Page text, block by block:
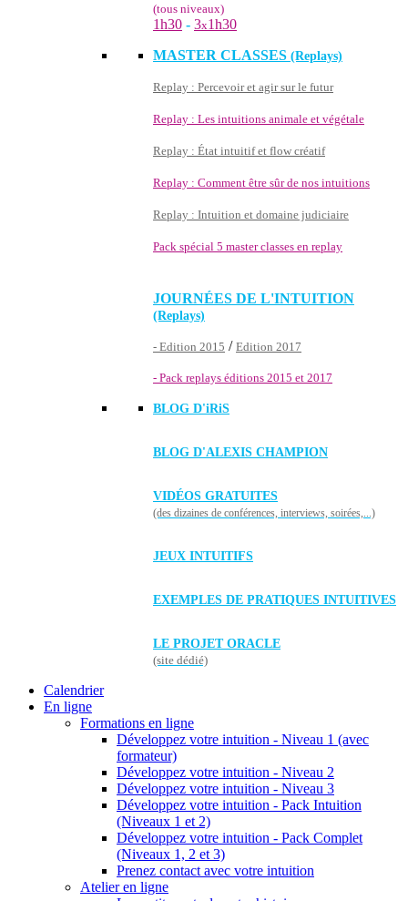
(tous niveaux)
1h30 - 3x1h30
MASTER CLASSES (Replays)
Replay : Percevoir et agir sur le futur
Replay : Les intuitions animale et végétale
Replay : État intuitif et flow créatif
Replay : Comment être sûr de nos intuitions
Replay : Intuition et domaine judiciaire
Pack spécial 5 master classes en replay
JOURNÉES DE L'INTUITION
(Replays)
- Edition 2015 / Edition 2017
- Pack replays éditions 2015 et 2017
BLOG D'iRiS
BLOG D'ALEXIS CHAMPION
VIDÉOS GRATUITES
(des dizaines de conférences, interviews, soirées,...)
JEUX INTUITIFS
EXEMPLES DE PRATIQUES INTUITIVES
LE PROJET ORACLE
(site dédié)
Calendrier
En ligne
Formations en ligne
Développez votre intuition - Niveau 1 (avec
formateur)
Développez votre intuition - Niveau 2
Développez votre intuition - Niveau 3
Développez votre intuition - Pack Intuition
(Niveaux 1 et 2)
Développez votre intuition - Pack Complet
(Niveaux 1, 2 et 3)
Prenez contact avec votre intuition
Atelier en ligne